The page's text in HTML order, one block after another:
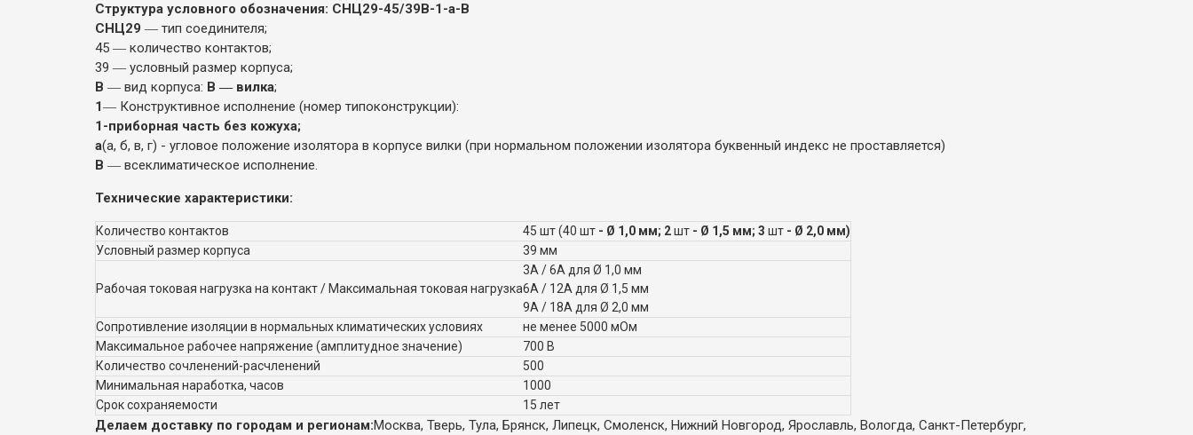
Структура условного обозначения: СНЦ29-45/39В-1-а-В
СНЦ29 ― тип соединителя;
45 ― количество контактов;
39 ― условный размер корпуса;
В ― вид корпуса: В ― вилка;
1― Конструктивное исполнение (номер типоконструкции):
1-приборная часть без кожуха;
а(а, б, в, г) - угловое положение изолятора в корпусе вилки (при нормальном положении изолятора буквенный индекс не проставляется)
В ― всеклиматическое исполнение.
Технические характеристики:
Количество контактов 45 шт (40 шт - Ø 1,0 мм; 2шт - Ø 1,5 мм; 3 шт - Ø 2,0 мм)
Условный размер корпуса
39 мм
Рабочая токовая нагрузка на контакт / Максимальная токовая нагрузка
3А / 6А для Ø 1,0 мм
6А / 12А для Ø 1,5 мм
9А / 18А для Ø 2,0 мм
Сопротивление изоляции в нормальных климатических условиях
не менее 5000 мОм
Максимальное рабочее напряжение (амплитудное значение)
700 В
Количество сочленений-расчленений
500
Минимальная наработка, часов
1000
Срок сохраняемости
15 лет
Делаем доставку по городам и регионам:Москва, Тверь, Тула, Брянск, Липецк, Смоленск, Нижний Новгород, Ярославль, Вологда, Санкт-Петербург,